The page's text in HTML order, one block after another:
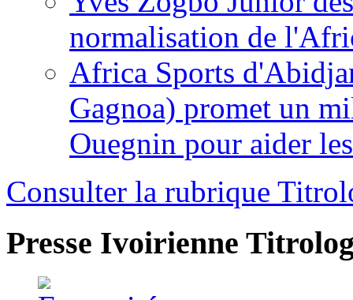
normalisation de
Africa Sports
Gagnoa) promet un
Ouegnin pour aider
Consulter la rubrique
Presse Ivoirienne